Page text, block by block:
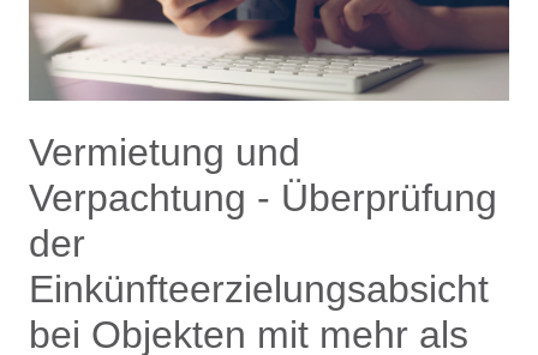
Vermietung und
Verpachtung - Überprüfung
der
Einkünfteerzielungsabsicht
bei Objekten mit mehr als